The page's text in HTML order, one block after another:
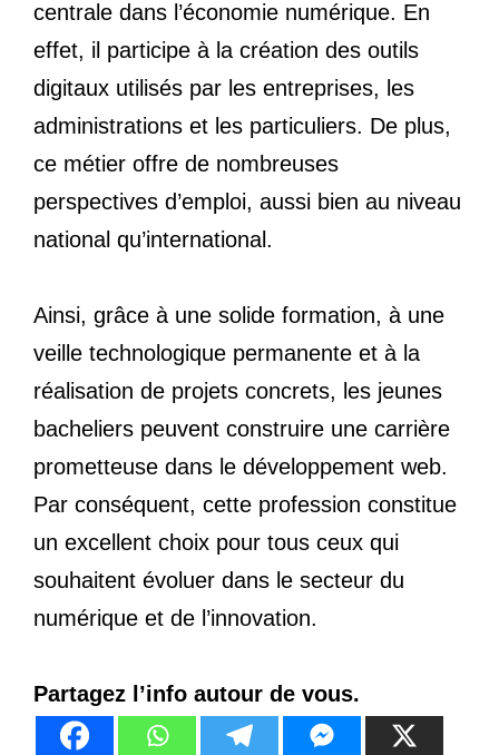
centrale dans l’économie numérique. En
effet, il participe à la création des outils
digitaux utilisés par les entreprises, les
administrations et les particuliers. De plus,
ce métier offre de nombreuses
perspectives d’emploi, aussi bien au niveau
national qu’international.
Ainsi, grâce à une solide formation, à une
veille technologique permanente et à la
réalisation de projets concrets, les jeunes
bacheliers peuvent construire une carrière
prometteuse dans le développement web.
Par conséquent, cette profession constitue
un excellent choix pour tous ceux qui
souhaitent évoluer dans le secteur du
numérique et de l’innovation.
Partagez l’info autour de vous.